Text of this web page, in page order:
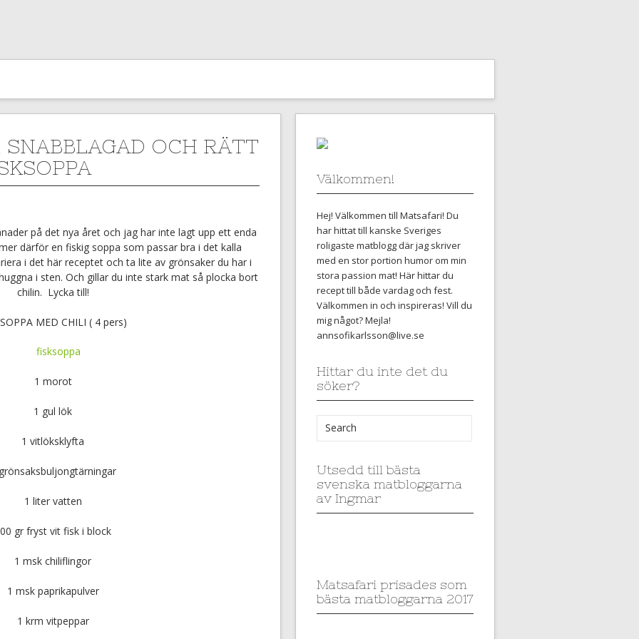
SNABBLAGAD OCH RÄTT
på det nya året och jag har inte lagt upp ett enda
därför en fiskig soppa som passar bra i det kalla
i det här receptet och ta lite av grönsaker du har i
i sten. Och gillar du inte stark mat så plocka bort
chilin. Lycka till!
MED CHILI ( 4 pers)
1 morot
1 gul lök
1 vitlöksklyfta
1 liter vatten
gr fryst vit fisk i block
1 msk chiliflingor
1 msk paprikapulver
1 krm vitpeppar
Välkommen!
Hej! Välkommen till Matsafari! Du
har hittat till kanske Sveriges
roligaste matblogg där jag skriver
med en stor portion humor om min
stora passion mat! Här hittar du
recept till både vardag och fest.
Välkommen in och inspireras! Vill du
mig något? Mejla!
annsofikarlsson@live.se
Hittar du inte det du
söker?
Utsedd till bästa
svenska matbloggarna
av Ingmar
Matsafari prisades som
bästa matbloggarna 2017